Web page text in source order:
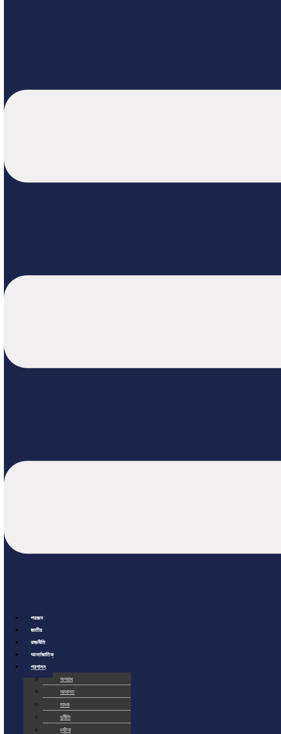
প্রচ্ছদ
জাতীয়
রাজনীতি
আর্ন্তজাতিক
প্রশাসন
অপরাধ
আদালত
মাদক
দুর্নীতি
দূর্ঘটনা